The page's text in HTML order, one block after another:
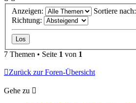
Anzeigen:
Sortiere nach:
Richtung:
7 Themen • Seite 1 von 1
Zurück zur Foren-Übersicht
Gehe zu